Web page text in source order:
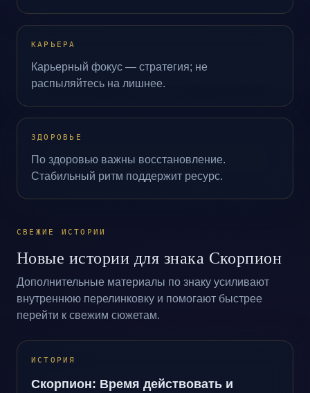
КАРЬЕРА
Карьерный фокус — стратегия; не
распыляйтесь на лишнее.
ЗДОРОВЬЕ
По здоровью важны восстановление.
Стабильный ритм поддержит ресурс.
СВЕЖИЕ ИСТОРИИ
Новые истории для знака Скорпион
Дополнительные материалы по знаку усиливают
внутреннюю перелинковку и помогают быстрее
перейти к свежим сюжетам.
ИСТОРИЯ
Скорпион: Время действовать и